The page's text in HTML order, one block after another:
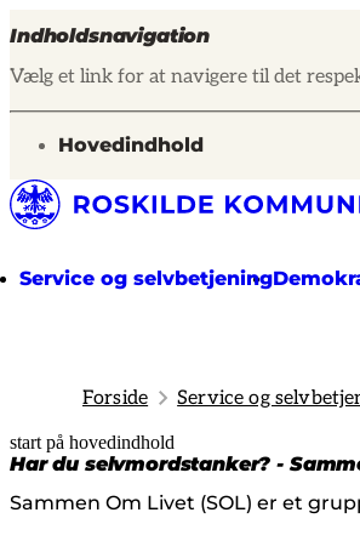
Indholdsnavigation
Vælg et link for at navigere til det
gå til
Hovedindhold
Service og selvbetjening
Forside Service og
start på hovedindhold
Har du selvmordstanker? -
Sammen Om Livet (SOL) er et
senest opdateret 12. december 2025